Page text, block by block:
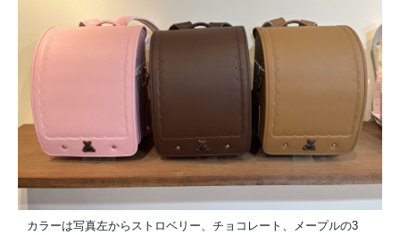
カラーは写真左からストロベリー、チョコレート、メープルの3